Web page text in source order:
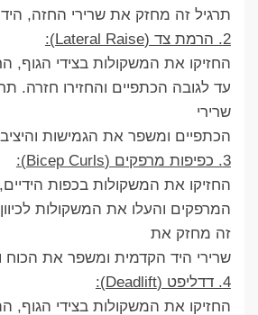
תרגיל זה מחזק את שרירי החזה,
2. הרמת צד (Lateral Raise):
החזיקו את המשקולות בצידי הגוף,
עד לגובה הכתפיים והחזירו חזרה.
שרירי
הכתפיים ומשפר את הגמישות
3. כפיפות מרפקים (Bicep Curls):
החזיקו את המשקולות בכפות
המרפקים והעלו את המשקולות
זה מחזק את
שרירי היד הקדמית ומשפר את הכוח
4. דדליפט (Deadlift):
החזיקו את המשקולות בצידי הגוף,